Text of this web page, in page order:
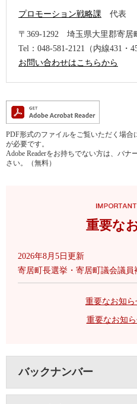
プロモーション戦略課 代表
〒369-1292
埼玉県大里郡寄居
Tel：048-581-2121（内線431・
お問い合わせはこちらから
PDF形式のファイルをご覧いただく場合
が必要です。
Adobe Readerをお持ちでない方は、バ
さい。（無料）
重要な
2026年8月5日更新
寄居町長選挙・寄居町議会議員
重要なお知
重要なお知ら
バックナンバー